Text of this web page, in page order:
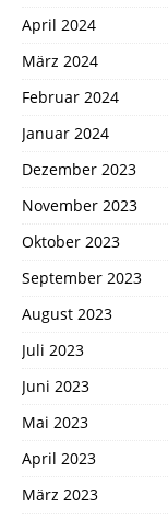
April 2024
März 2024
Februar 2024
Januar 2024
Dezember 2023
November 2023
Oktober 2023
September 2023
August 2023
Juli 2023
Juni 2023
Mai 2023
April 2023
März 2023